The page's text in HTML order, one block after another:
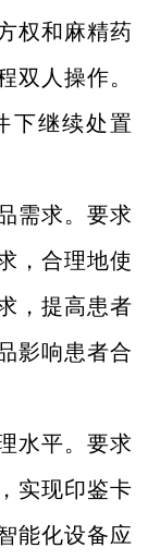
权和麻精药
双人操作。
下继续处置
需求。要求
，合理地使
，提高患者
影响患者合
水平。要求
实现印鉴卡
能化设备应